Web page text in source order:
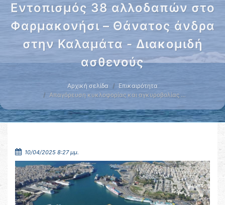
Εντοπισμός 38 αλλοδαπών στο
Φαρμακονήσι – Θάνατος άνδρα
στην Καλαμάτα - Διακομιδή
ασθενούς
Αρχική σελίδα
Επικαιρότητα
Απαγόρευση κυκλοφορίας και αγκυροβολίας …
10/04/2025 8:27 μμ.